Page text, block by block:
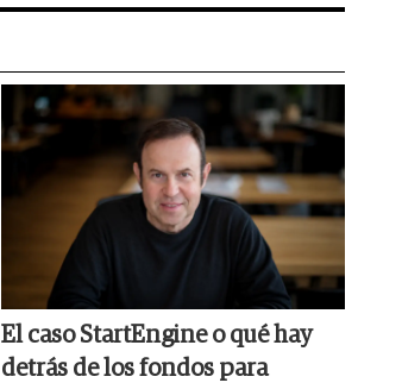
El caso StartEngine o qué hay
detrás de los fondos para